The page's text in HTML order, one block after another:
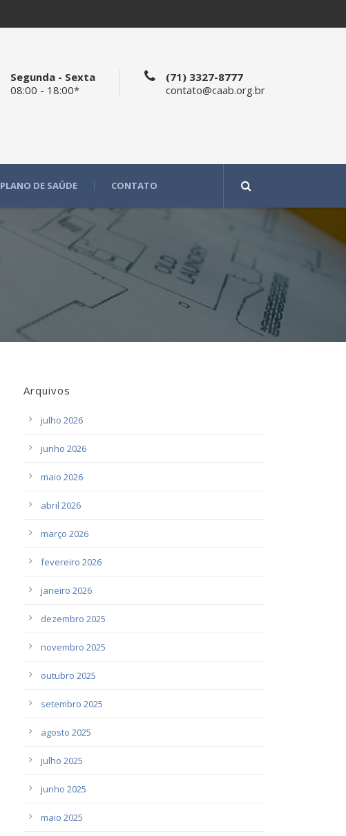
Segunda - Sexta
08:00 - 18:00*
(71) 3327-8777
contato@caab.org.br
PLANO DE SAÚDE CONTATO
Arquivos
julho 2026
junho 2026
maio 2026
abril 2026
março 2026
fevereiro 2026
janeiro 2026
dezembro 2025
novembro 2025
outubro 2025
setembro 2025
agosto 2025
julho 2025
junho 2025
maio 2025